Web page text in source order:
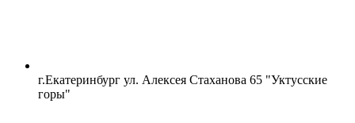
г.Екатеринбург ул. Алексея Стаханова 65 "Уктусские
горы"